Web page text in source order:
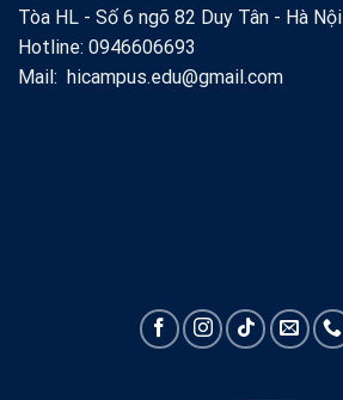
Tòa HL - Số 6 ngõ 82 Duy Tân - Hà Nội
Hotline: 0946606693
Mail: hicampus.edu@gmail.com